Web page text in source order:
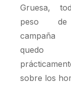
Gruesa,
peso
campaña
quedo
sobre los